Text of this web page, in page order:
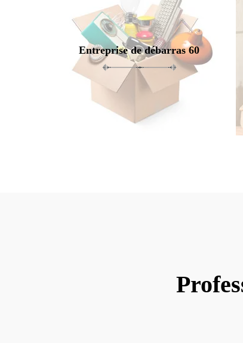
Entreprise de débarras 60